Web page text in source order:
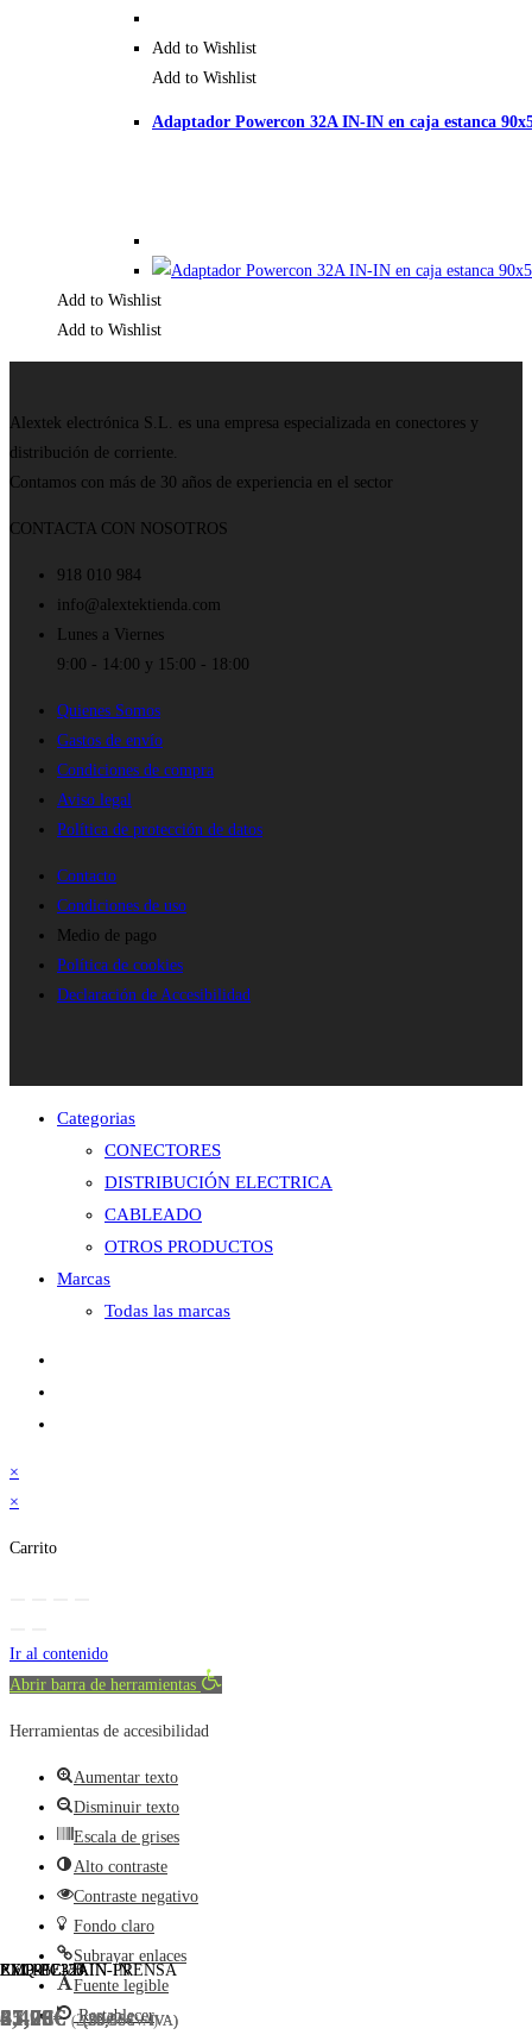
XEQ9171/B
2,42€ (2,00€+ IVA)
EMP-PC32AIN-PRENSA
35,73€ (29,53€+ IVA)
PXLR5E-30
61,06€ (50,46€+ IVA)
EMP-PC32AIN-IN
Add to Wishlist
Add to Wishlist
Adaptador Powercon 32A IN-IN en caja estanca
47,99€ (39,66€+ IVA)
Add to Wishlist
Add to Wishlist
Alextek electrónica S.L. es una empresa especializada en conectores y
distribución de corriente.
Contamos con más de 30 años de experiencia en el sector
CONTACTA CON NOSOTROS
918 010 984
info@alextektienda.com
Lunes a Viernes
9:00 - 14:00 y 15:00 - 18:00
Quienes Somos
Gastos de envío
Condiciones de compra
Aviso legal
Política de protección de datos
Contacto
Condiciones de uso
Medio de pago
Política de cookies
Declaración de Accesibilidad
Categorias
CONECTORES
DISTRIBUCIÓN ELECTRICA
CABLEADO
OTROS PRODUCTOS
Marcas
Todas las marcas
×
×
Carrito
Ir al contenido
Abrir barra de herramientas
Herramientas de accesibilidad
Aumentar texto
Disminuir texto
Escala de grises
Alto contraste
Contraste negativo
Fondo claro
Subrayar enlaces
Fuente legible
Restablecer